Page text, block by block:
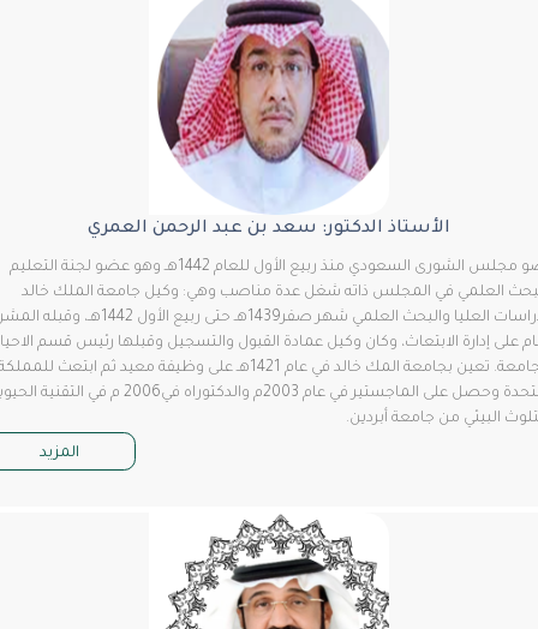
الأستاذ الدكتور: سعد بن عبد الرحمن العمري
عضو مجلس الشورى السعودي منذ ربيع الأول للعام 1442هـ وهو عضو لجنة التعليم
العلمي في المجلس ذاته شغل عدة مناصب وهي: وكيل جامعة الملك خالد
للدراسات العليا والبحث العلمي شهر صفر1439هـ حتى ربيع الأول 1442هـ، وقبله المشرف
على إدارة الابتعاث، وكان وكيل عمادة القبول والتسجيل وقبلها رئيس قسم الاحياء
بالجامعة. تعين بجامعة المك خالد في عام 1421هـ على وظيفة معيد ثم ابتعث للمملكة
المتحدة وحصل على الماجستير في عام 2003م والدكتوراه في2006 م في التقنية الحيوية
البيئي من جامعة أبردين.
المزيد